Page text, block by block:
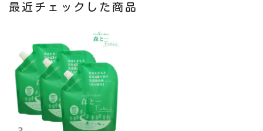
最近チェックした商品